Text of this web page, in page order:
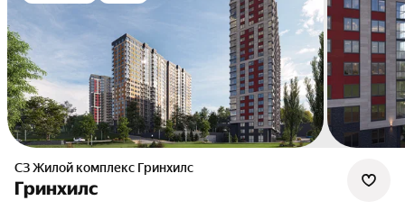
СЗ Жилой комплекс Гринхилс
Гринхилс